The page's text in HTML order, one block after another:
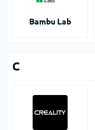
Bambu Lab
C